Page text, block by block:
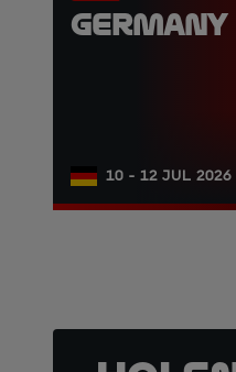
GERMANY
10 - 12 JUL 2026